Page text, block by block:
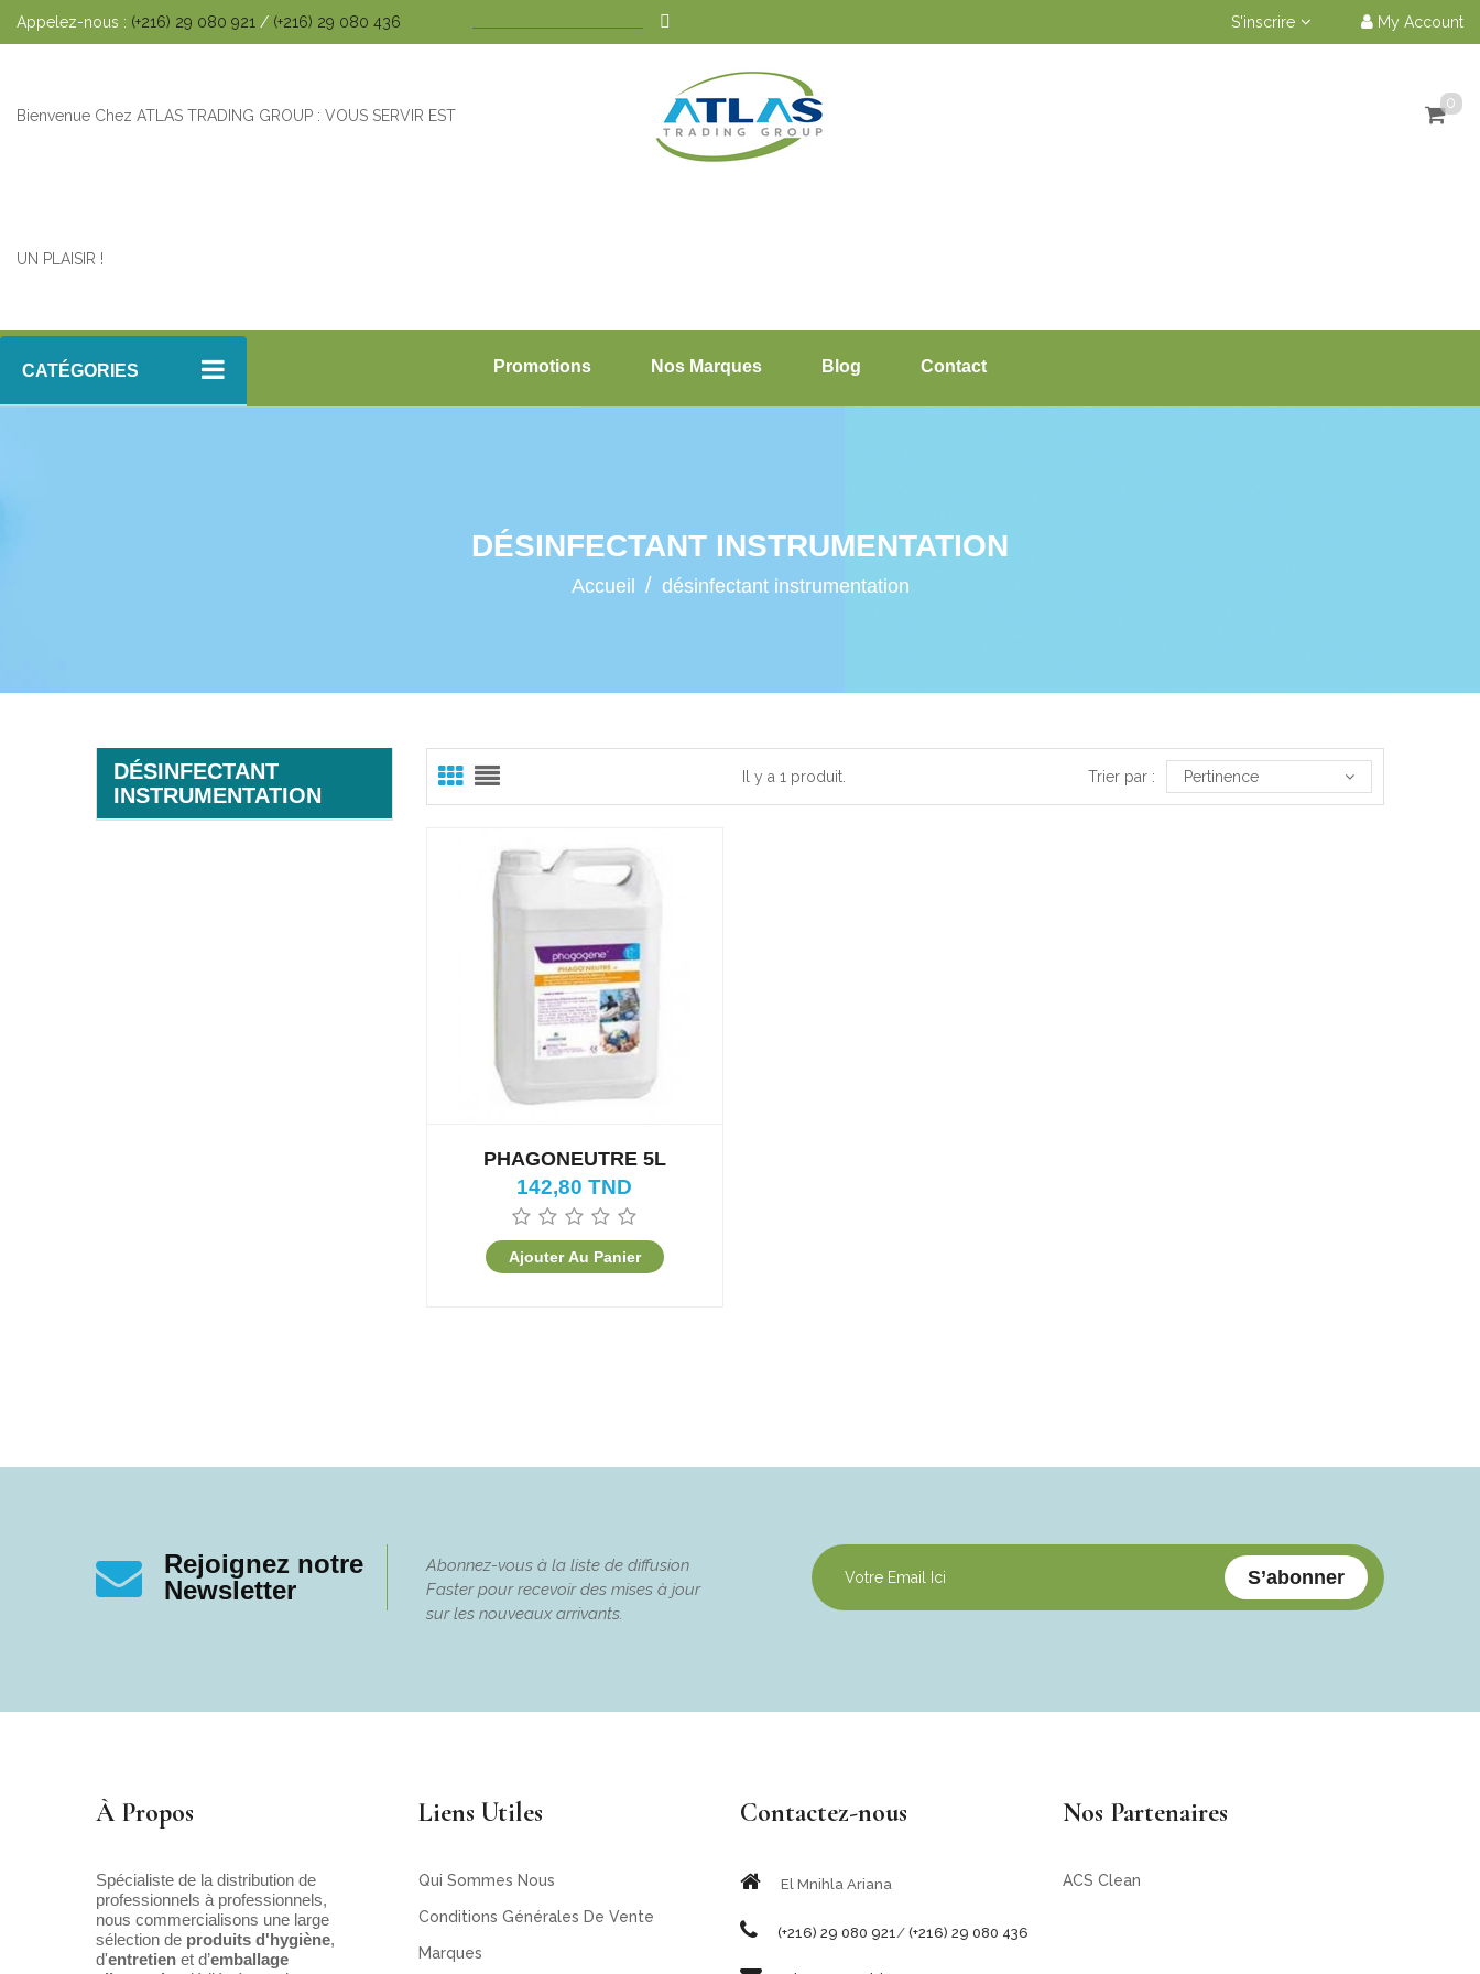
Appelez-nous : (+216) 29 080 921 / (+216) 29 080 436 S'inscrire My Account
Bienvenue Chez ATLAS TRADING GROUP : VOUS SERVIR EST
UN PLAISIR !
0
CATÉGORIES Promotions Nos Marques Blog Contact
DÉSINFECTANT INSTRUMENTATION
Accueil désinfectant instrumentation
DÉSINFECTANT
INSTRUMENTATION
Il y a 1 produit. Trier par : Pertinence
PHAGONEUTRE 5L
142,80 TND
Ajouter Au Panier
Rejoignez notre
Newsletter
Abonnez-vous à la liste de diffusion
Faster pour recevoir des mises à jour
sur les nouveaux arrivants.
S’abonner
À Propos
Spécialiste de la distribution de
professionnels à professionnels,
nous commercialisons une large
sélection de produits d'hygiène,
d'entretien et d’emballage
Liens Utiles
Qui Sommes Nous
Conditions Générales De Vente
Marques
Contactez-nous
El Mnihla Ariana
(+216) 29 080 921 / (+216) 29 080 436
Nos Partenaires
ACS Clean